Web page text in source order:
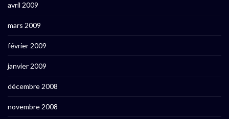
avril 2009
mars 2009
février 2009
janvier 2009
décembre 2008
novembre 2008